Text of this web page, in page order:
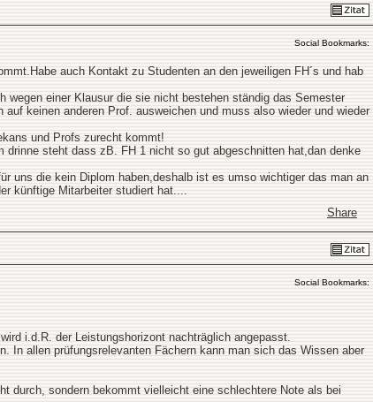
Social Bookmarks:
auch Kontakt zu Studenten an den jeweiligen FH´s und hab
einer Klausur die sie nicht bestehen ständig das Semester
keinen anderen Prof. ausweichen und muss also wieder und wieder
und Profs zurecht kommt!
steht dass zB. FH 1 nicht so gut abgeschnitten hat,dan denke
uns die kein Diplom haben,deshalb ist es umso wichtiger das man an
künftige Mitarbeiter studiert hat....
Share
Social Bookmarks:
i.d.R. der Leistungshorizont nachträglich angepasst.
In allen prüfungsrelevanten Fächern kann man sich das Wissen aber
durch, sondern bekommt vielleicht eine schlechtere Note als bei